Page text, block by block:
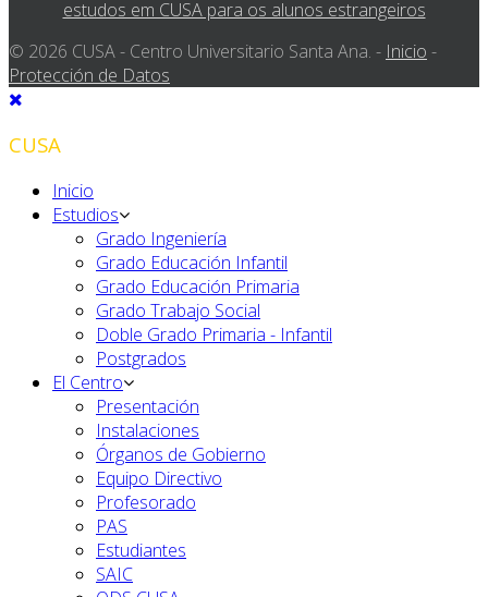
estudos em CUSA para os alunos estrangeiros
© 2026 CUSA - Centro Universitario Santa Ana. - Inicio -
Protección de Datos
CUSA
Inicio
Estudios
Grado Ingeniería
Grado Educación Infantil
Grado Educación Primaria
Grado Trabajo Social
Doble Grado Primaria - Infantil
Postgrados
El Centro
Presentación
Instalaciones
Órganos de Gobierno
Equipo Directivo
Profesorado
PAS
Estudiantes
SAIC